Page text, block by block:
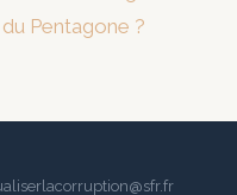
Pentagone ?